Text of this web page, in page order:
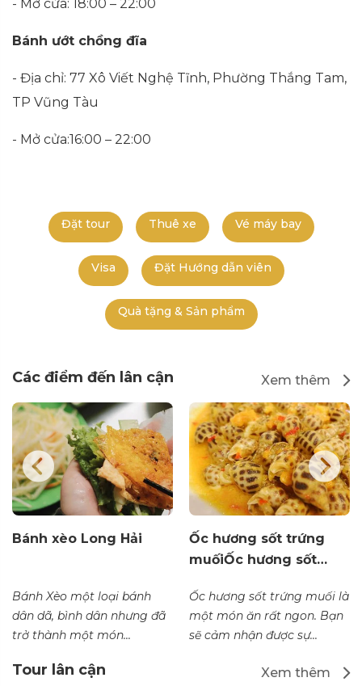
- Mở cửa: 18:00 – 22:00
Bánh ướt chồng đĩa
- Địa chỉ: 77 Xô Viết Nghệ Tĩnh, Phường Thắng Tam,
TP Vũng Tàu
- Mở cửa:16:00 – 22:00
Đặt tour Thuê xe Vé máy bay
Visa Đặt Hướng dẫn viên
Quà tặng & Sản phẩm
Các điểm đến lân cận Xem thêm
Bánh xèo Long Hải
Bánh Xèo một loại bánh
dân dã, bình dân nhưng đã
trở thành một món...
Ốc hương sốt trứng
muốiỐc hương sốt…
Ốc hương sốt trứng muối là
một món ăn rất ngon. Bạn
sẽ cảm nhận được sự...
Tour lân cận Xem thêm